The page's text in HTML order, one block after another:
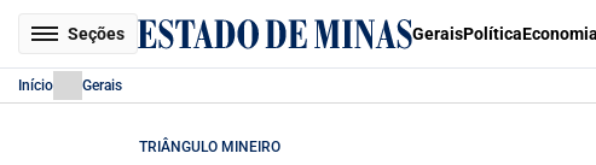
Seções GeraisPolíticaEconomia
Início Gerais
TRIÂNGULO MINEIRO